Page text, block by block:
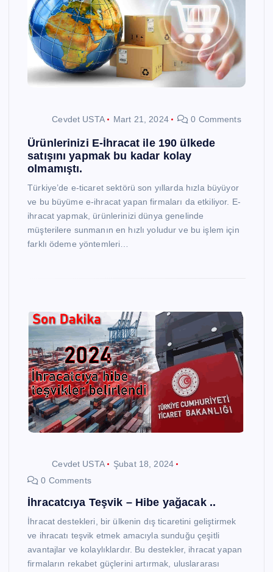
Cevdet USTA Mart 21, 2024 0 Comments
Ürünlerinizi E-İhracat ile 190 ülkede
satışını yapmak bu kadar kolay
olmamıştı.
Türkiye’de e-ticaret sektörü son yıllarda hızla büyüyor
ve bu büyüme e-ihracat yapan firmaları da etkiliyor. E-
ihracat yapmak, ürünlerinizi dünya genelinde
müşterilere sunmanın en hızlı yoludur ve bu işlem için
farklı ödeme yöntemleri…
Cevdet USTA
Şubat 18, 2024
0 Comments
İhracatcıya Teşvik – Hibe yağacak ..
İhracat destekleri, bir ülkenin dış ticaretini geliştirmek
ve ihracatı teşvik etmek amacıyla sunduğu çeşitli
avantajlar ve kolaylıklardır. Bu destekler, ihracat yapan
firmaların rekabet güçlerini artırmak, uluslararası